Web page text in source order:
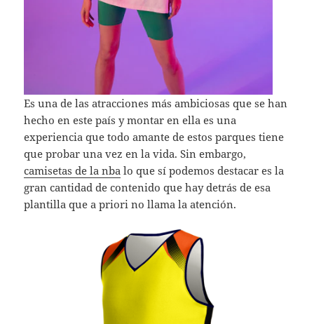
Es una de las atracciones más ambiciosas que se han
hecho en este país y montar en ella es una
experiencia que todo amante de estos parques tiene
que probar una vez en la vida. Sin embargo,
camisetas de la nba lo que sí podemos destacar es la
gran cantidad de contenido que hay detrás de esa
plantilla que a priori no llama la atención.